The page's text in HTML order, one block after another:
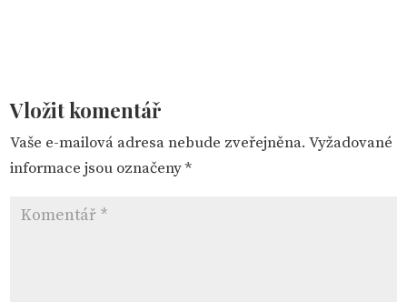
Vložit komentář
Vaše e-mailová adresa nebude zveřejněna. Vyžadované
informace jsou označeny*